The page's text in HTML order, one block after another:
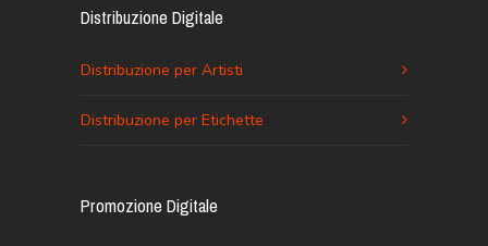
Distribuzione Digitale
Distribuzione per Artisti
Distribuzione per Etichette
Promozione Digitale